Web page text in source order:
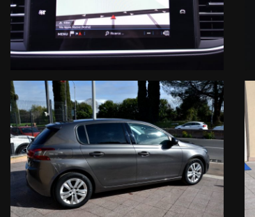
- Fendinebbia
- Sistema lettura cartelli stradali
- Sistema anticollisione
- Sistema mantenimento carreggiata
Audio & Comunicazione:
- Radio CD Mp3 Dab con display integrato touch screen
- Navigatore satellitare cartografico 3D
- Sistema AppleCarPlay
- Sistema Android&Auto
- Vivavoce Bluetooth
- Streaming audio Bluetooth
- USB & ingresso sd card
- Computer di bordo